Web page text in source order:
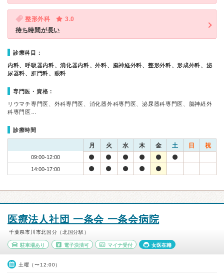
整形外科
3.0
待ち時間が長い
診療科目：
内科、呼吸器内科、消化器内科、外科、脳神経外科、整形外科、形成外科、泌
尿器科、肛門科、眼科
専門医・資格：
リウマチ専門医、外科専門医、消化器外科専門医、泌尿器科専門医、脳神経外
科専門医…
診療時間
月 火 水 木 金 土 日 祝
09:00-12:00
14:00-17:00
医療法人社団 一条会 一条会病院
千葉県市川市北国分（北国分駅）
駐車場あり 電子決済可 マイナ受付 女医在籍
土曜（〜12:00）